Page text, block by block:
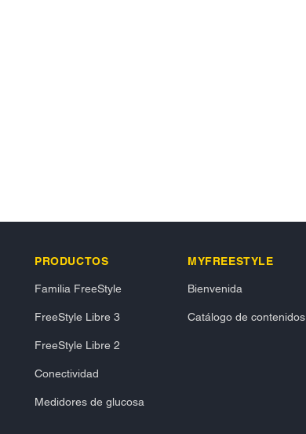
PRODUCTOS
Familia FreeStyle
FreeStyle Libre 3
FreeStyle Libre 2
Conectividad
Medidores de glucosa
MYFREESTYLE
Bienvenida
Catálogo de contenidos